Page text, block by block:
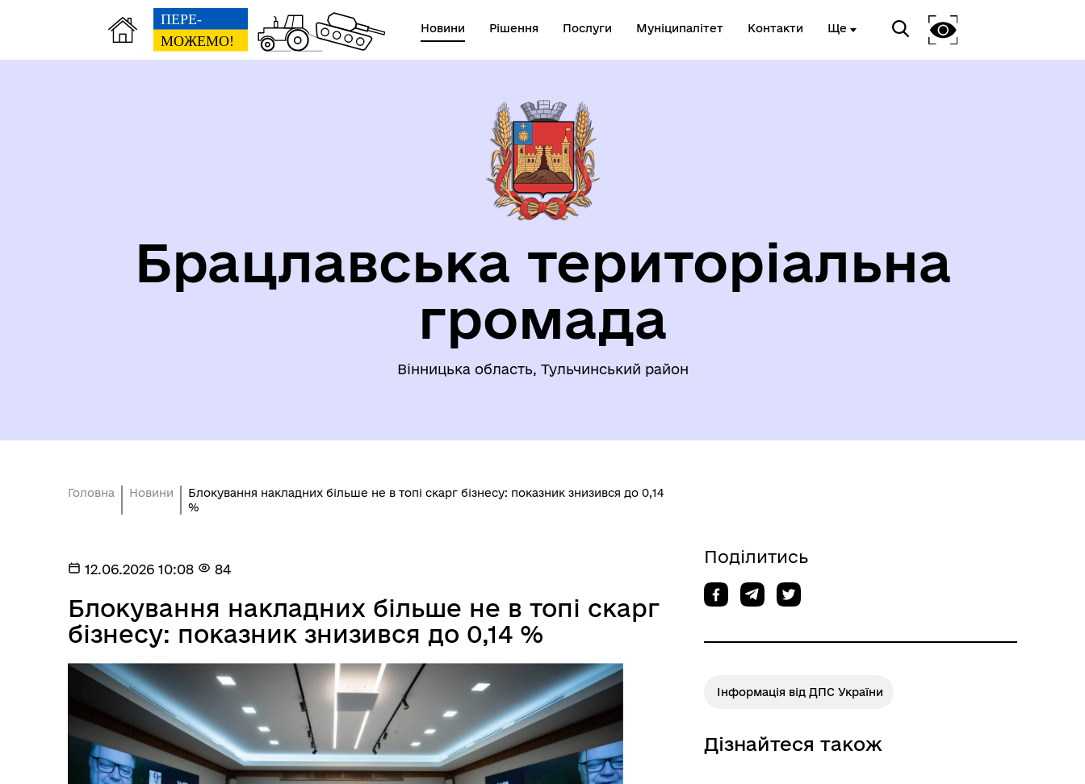
Новини Рішення Послуги Муніципалітет Контакти Ще
Брацлавська територіальна
громада
Вінницька область, Тульчинський район
Головна Новини
Блокування накладних більше не в топі скарг бізнесу: показник знизився до 0,14
%
12.06.2026 10:08 84
Блокування накладних більше не в топі скарг
бізнесу: показник знизився до 0,14 %
Поділитись
Інформація від ДПС України
Дізнайтеся також